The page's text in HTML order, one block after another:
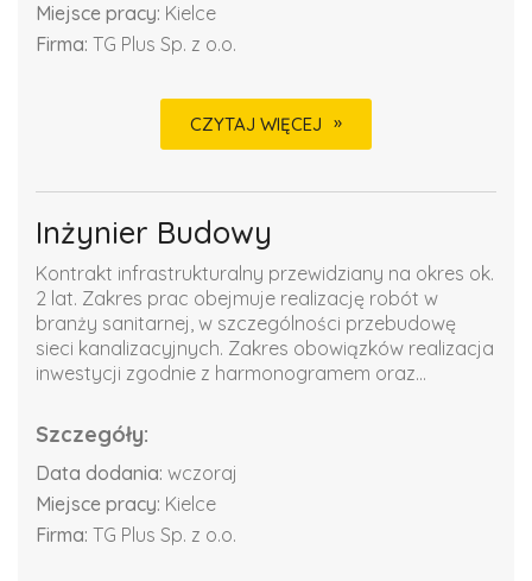
Miejsce pracy: Kielce
Firma: TG Plus Sp. z o.o.
CZYTAJ WIĘCEJ
Inżynier Budowy
Kontrakt infrastrukturalny przewidziany na okres ok.
2 lat. Zakres prac obejmuje realizację robót w
branży sanitarnej, w szczególności przebudowę
sieci kanalizacyjnych. Zakres obowiązków realizacja
inwestycji zgodnie z harmonogramem oraz...
Szczegóły:
Data dodania: wczoraj
Miejsce pracy: Kielce
Firma: TG Plus Sp. z o.o.